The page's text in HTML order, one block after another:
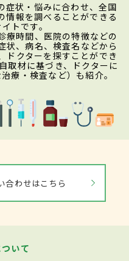
症状・悩みに合わせ、全国
情報を調べることができる
トです。
療時間、医院の特徴などの
状、病名、検査名などから
ドクターを探すことができ
取材に基づき、ドクターに
療・検査など）も紹介。
合わせはこちら
いて